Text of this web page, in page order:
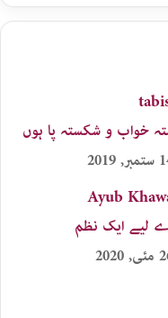
خواب و شکستہ پا ہوں
2019
لیے ایک نظم